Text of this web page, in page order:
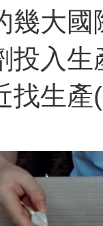
大國
入生
產